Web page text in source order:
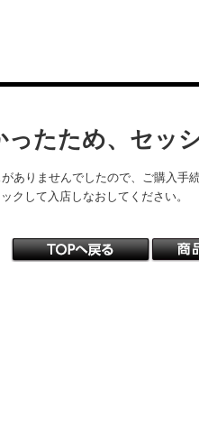
たため、セッ
ありませんでしたので、ご購入手
クして入店しなおしてください。